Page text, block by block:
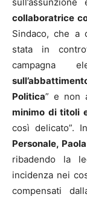
collaboratrice
Sindaco, che a
stata in
campagna
Politica” e non
minimo di titoli
così delicato”.
Personale,
ribadendo la
incidenza nei
compensati